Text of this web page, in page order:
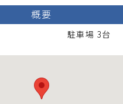
概要
駐車場 3台